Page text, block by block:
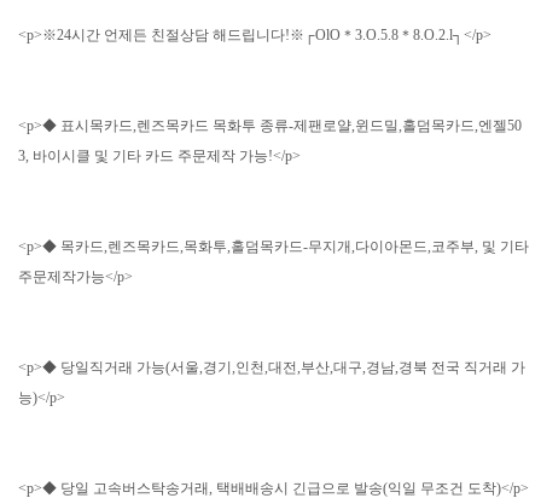
<p>※24시간 언제든 친절상담 해드립니다!※┌OlO＊3.O.5.8＊8.O.2.l┐</p>
<p>◆ 표시목카드,렌즈목카드 목화투 종류-제팬로얄,윈드밀,홀덤목카드,엔젤50
3, 바이시클 및 기타 카드 주문제작 가능!</p>
<p>◆ 목카드,렌즈목카드,목화투,홀덤목카드-무지개,다이아몬드,코주부, 및 기타
주문제작가능</p>
<p>◆ 당일직거래 가능(서울,경기,인천,대전,부산,대구,경남,경북 전국 직거래 가
능)</p>
<p>◆ 당일 고속버스탁송거래, 택배배송시 긴급으로 발송(익일 무조건 도착)</p>